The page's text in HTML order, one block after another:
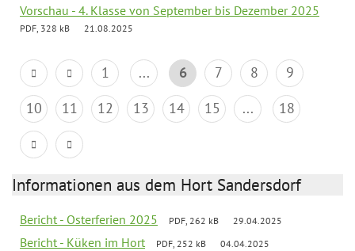
Vorschau - 4. Klasse von September bis Dezember 2025
PDF, 328 kB 21.08.2025
1 ... 6 7 8
9
10
11 12 13 14 15 ... 18
Informationen aus dem Hort Sandersdorf
Bericht - Osterferien 2025 PDF, 262 kB 29.04.2025
Bericht - Küken im Hort PDF, 252 kB 04.04.2025